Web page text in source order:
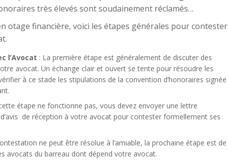
très élevés sont soudainement réclamés…
otage financière, voici les étapes générales pour contester
l’Avocat : La première étape est généralement de discuter des
avocat. Un échange clair et ouvert se tente pour résoudre les
à ce stade les stipulations de la convention d’honoraires signée
étape ne fonctionne pas, vous devez envoyer une lettre
de réception à votre avocat pour contester formellement ses
ne peut être résolue à l’amiable, la prochaine étape est de
avocats du barreau dont dépend votre avocat.